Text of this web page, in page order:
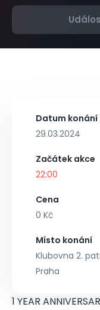
Datum konání
29.03.2024
Začátek akce
22:00
Cena
0 Kč
Místo konání
Klubovna 2.
Praha
1 YEAR